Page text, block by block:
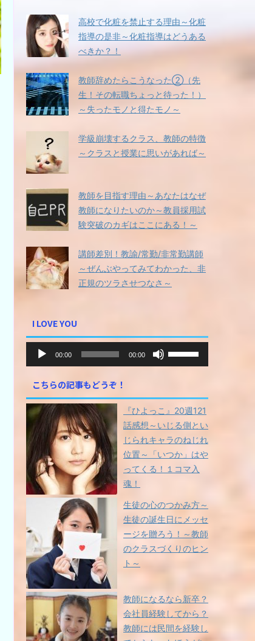
高校で化粧を禁止する理由～化粧
指導の是非～化粧指導はどうある
べきか？！
教師辞めたらこうなった②（先
生！その転職ちょっと待った！）
～失ったモノと得たモノ～
学級崩壊するクラス、教師の特徴
～クラスと授業に思いがあれば～
教師を目指す理由～あなたはなぜ
教師になりたいのか～教員採用試
験突破のカギはここにある！～
講師差別！教諭/常勤/非常勤講師
～ぜんぶやってみてわかった、非
正規のツラさせつなさ～
I LOVE YOU
レ
ー
ヤ
00:00 00:00
リ
ム
調
節
に
は
上
下
印
ー
を
使
だ
さ
い。
こちらの記事もどうぞ！
『ひよっこ』20週121
話感想～いじる側とい
じられキャラのねじれ
位置～「いつか」はや
ってくる！１コマ入
魂！
生徒の心のつかみ方～
生徒の誕生日にメッセ
ージを贈ろう！～教師
のクラスづくりのヒン
ト～
教師になるなら新卒？
会社員経験してから？
教師には民間を経験し